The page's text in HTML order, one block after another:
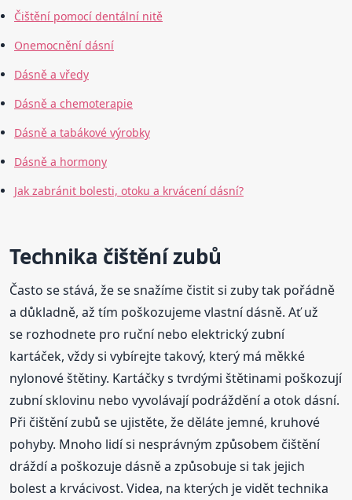
Čištění pomocí dentální nitě
Onemocnění dásní
Dásně a vředy
Dásně a chemoterapie
Dásně a tabákové výrobky
Dásně a hormony
Jak zabránit bolesti, otoku a krvácení dásní?
Technika čištění zubů
Často se stává, že se snažíme čistit si zuby tak pořádně
a důkladně, až tím poškozujeme vlastní dásně. Ať už
se rozhodnete pro ruční nebo elektrický zubní
kartáček, vždy si vybírejte takový, který má měkké
nylonové štětiny. Kartáčky s tvrdými štětinami poškozují
zubní sklovinu nebo vyvolávají podráždění a otok dásní.
Při čištění zubů se ujistěte, že děláte jemné, kruhové
pohyby. Mnoho lidí si nesprávným způsobem čištění
dráždí a poškozuje dásně a způsobuje si tak jejich
bolest a krvácivost. Videa, na kterých je vidět technika